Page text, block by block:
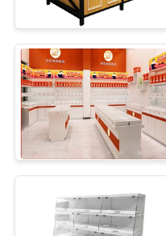
FABRYCE
KONTROLA
JAKOŚCI
SKONTAKTUJ
SIĘ
NAMI
Półki